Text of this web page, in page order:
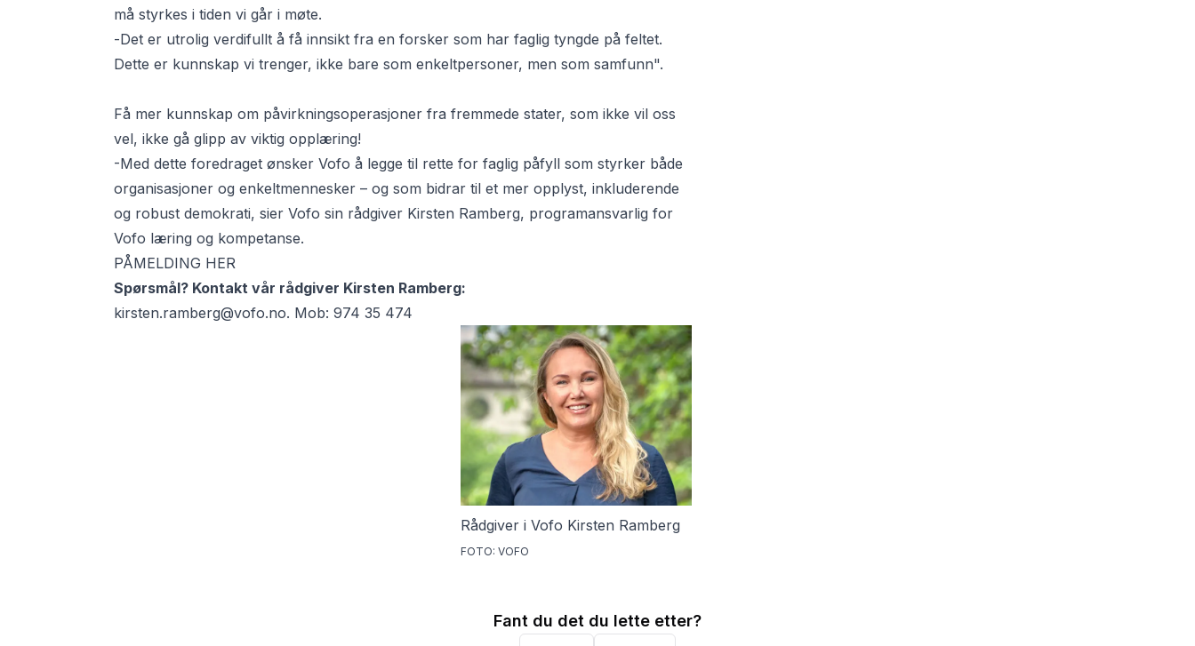
må styrkes i tiden vi går i møte.
-Det er utrolig verdifullt å få innsikt fra en forsker som har faglig tyngde på feltet.
Dette er kunnskap vi trenger, ikke bare som enkeltpersoner, men som samfunn".
Få mer kunnskap om påvirkningsoperasjoner fra fremmede stater, som ikke vil oss
vel, ikke gå glipp av viktig opplæring!
-Med dette foredraget ønsker Vofo å legge til rette for faglig påfyll som styrker både
organisasjoner og enkeltmennesker – og som bidrar til et mer opplyst, inkluderende
og robust demokrati, sier Vofo sin rådgiver Kirsten Ramberg, programansvarlig for
Vofo læring og kompetanse.
PÅMELDING HER
Spørsmål? Kontakt vår rådgiver Kirsten Ramberg:
kirsten.ramberg@vofo.no. Mob:974 35 474
Rådgiver i Vofo Kirsten Ramberg
FOTO: VOFO
Fant du det du lette etter?